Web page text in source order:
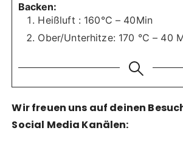
Backen:
Heißluft : 160°C – 40Min
Ober/Unterhitze: 170 °C – 40
Wir freuen uns auf deinen
Social Media Kanälen: